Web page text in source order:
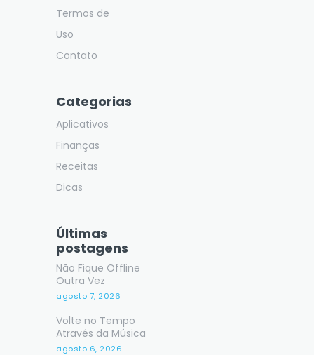
Termos de
Uso
Contato
Categorias
Aplicativos
Finanças
Receitas
Dicas
Últimas
postagens
Não Fique Offline
Outra Vez
agosto 7, 2026
Volte no Tempo
Através da Música
agosto 6, 2026